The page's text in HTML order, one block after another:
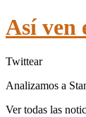
Así ven
Twittear
Analizamos a
Ver todas las